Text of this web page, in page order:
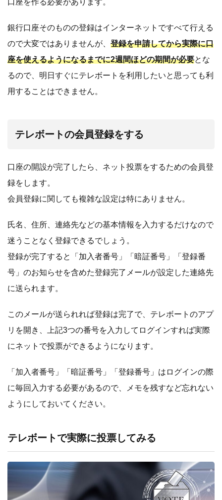
口座を作る必要があります。
銀行口座そのものの登録はインターネットですべて行える
ので大変ではありませんが、 登録を申請してから実際に口
座を使えるようになるまでに2週間ほどの期間が必要とな
るので、明日すぐにテレボートを利用したいと思っても利
用することはできません。
テレボートの会員登録をする
口座の開設が完了したら、ネット投票をするための会員登
録をします。
会員登録に関しても複雑な設定は特にありません。
氏名、住所、連絡先などの基本情報を入力するだけなので
迷うことなく登録できるでしょう。
登録が完了すると「加入者番号」「暗証番号」「登録番
号」のお知らせを含めた登録完了メールが設定した連絡先
に送られます。
このメールが送られれば登録は完了で、テレボートのアプ
リを開き、上記3つの番号を入力してログインすれば実際
にネットで投票ができるようになります。
「加入者番号」「暗証番号」「登録番号」はログインの際
に毎回入力する必要があるので、メモを残すなど忘れない
ようにしておいてください。
テレボートで実際に投票してみる